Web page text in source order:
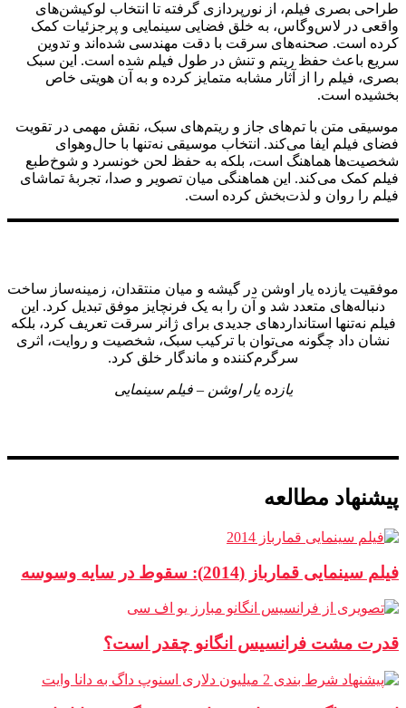
طراحی بصری فیلم، از نورپردازی گرفته تا انتخاب لوکیشن‌های
واقعی در لاس‌وگاس، به خلق فضایی سینمایی و پرجزئیات کمک
کرده است. صحنه‌های سرقت با دقت مهندسی شده‌اند و تدوین
سریع باعث حفظ ریتم و تنش در طول فیلم شده است. این سبک
بصری، فیلم را از آثار مشابه متمایز کرده و به آن هویتی خاص
بخشیده است.
موسیقی متن با تم‌های جاز و ریتم‌های سبک، نقش مهمی در تقویت
فضای فیلم ایفا می‌کند. انتخاب موسیقی نه‌تنها با حال‌وهوای
شخصیت‌ها هماهنگ است، بلکه به حفظ لحن خونسرد و شوخ‌طبع
فیلم کمک می‌کند. این هماهنگی میان تصویر و صدا، تجربهٔ تماشای
فیلم را روان و لذت‌بخش کرده است.
موفقیت یازده یار اوشن در گیشه و میان منتقدان، زمینه‌ساز ساخت
دنباله‌های متعدد شد و آن را به یک فرنچایز موفق تبدیل کرد. این
فیلم نه‌تنها استانداردهای جدیدی برای ژانر سرقت تعریف کرد، بلکه
نشان داد چگونه می‌توان با ترکیب سبک، شخصیت و روایت، اثری
سرگرم‌کننده و ماندگار خلق کرد.
یازده یار اوشن – فیلم سینمایی
پیشنهاد مطالعه
فیلم سینمایی قمارباز (2014): سقوط در سایه وسوسه
قدرت مشت فرانسیس انگانو چقدر است؟